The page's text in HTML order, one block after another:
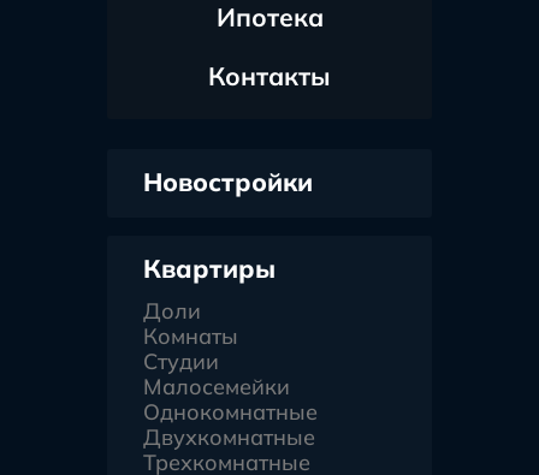
Ипотека
Контакты
Новостройки
Квартиры
Доли
Комнаты
Студии
Малосемейки
Однокомнатные
Двухкомнатные
Трехкомнатные